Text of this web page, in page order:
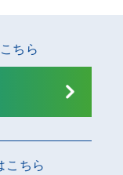
こちら
ちら